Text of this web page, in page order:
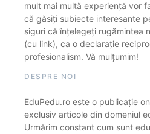
mult mai multă experiență vor
că găsiți subiecte interesante
siguri că înțelegeți rugămintea
(cu link), ca o declarație
profesionalism. Vă mulțumim!
DESPRE NOI
EduPedu.ro este o publicație
exclusiv articole din domeniul
Urmărim constant cum sunt